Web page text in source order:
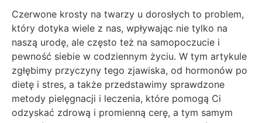
Czerwone krosty na twarzy u dorosłych to problem,
który dotyka wiele z nas, wpływając nie tylko na
naszą urodę, ale często też na samopoczucie i
pewność siebie w codziennym życiu. W tym artykule
zgłębimy przyczyny tego zjawiska, od hormonów po
dietę i stres, a także przedstawimy sprawdzone
metody pielęgnacji i leczenia, które pomogą Ci
odzyskać zdrową i promienną cerę, a tym samym